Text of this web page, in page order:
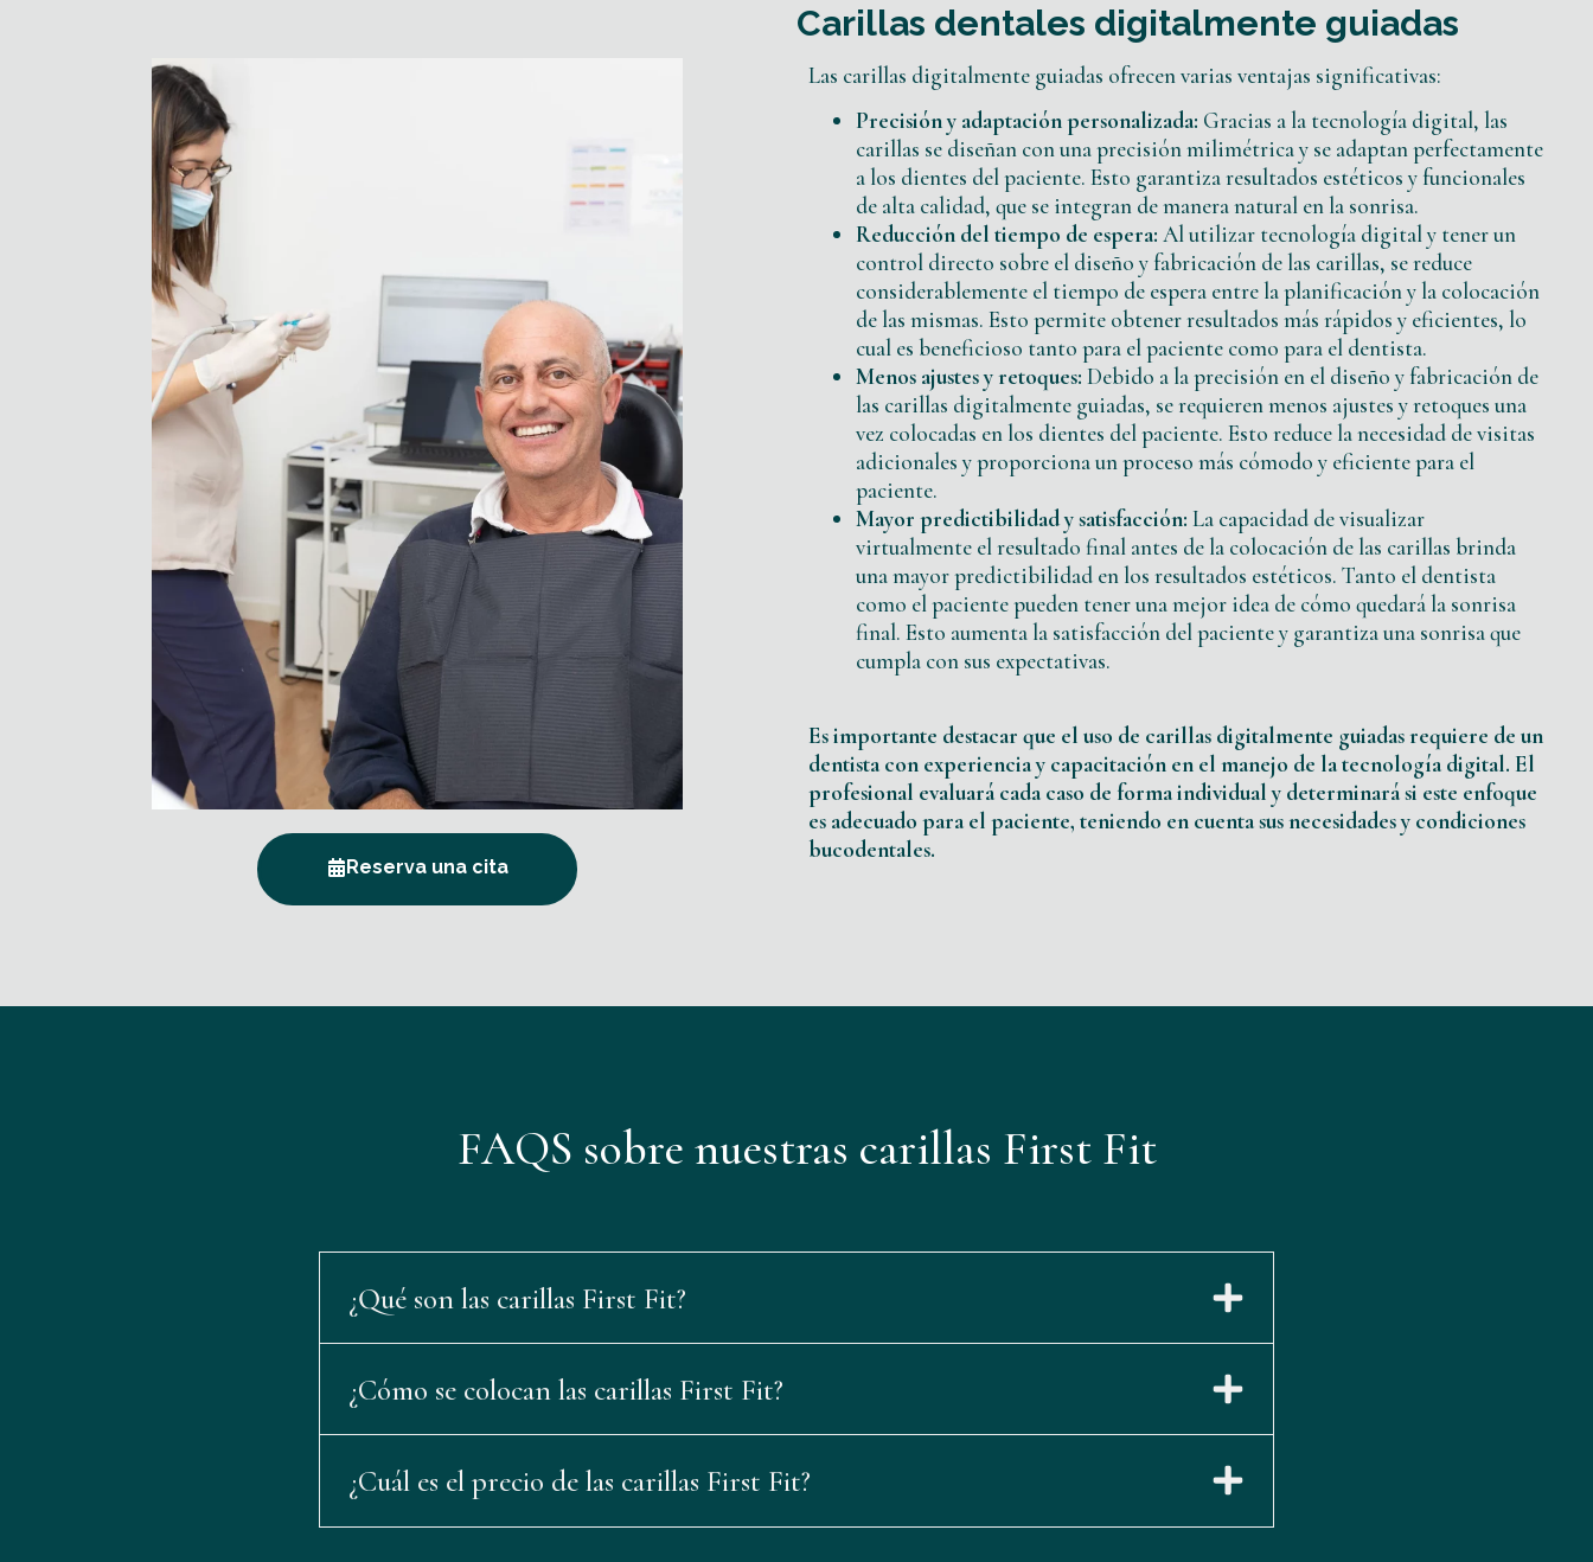
Reserva una cita
Carillas dentales digitalmente guiadas
Las carillas digitalmente guiadas ofrecen varias ventajas significativas:
Precisión y adaptación personalizada: Gracias a la tecnología digital, las
carillas se diseñan con una precisión milimétrica y se adaptan perfectamente
a los dientes del paciente. Esto garantiza resultados estéticos y funcionales
de alta calidad, que se integran de manera natural en la sonrisa.
Reducción del tiempo de espera: Al utilizar tecnología digital y tener un
control directo sobre el diseño y fabricación de las carillas, se reduce
considerablemente el tiempo de espera entre la planificación y la colocación
de las mismas. Esto permite obtener resultados más rápidos y eficientes, lo
cual es beneficioso tanto para el paciente como para el dentista.
Menos ajustes y retoques: Debido a la precisión en el diseño y fabricación de
las carillas digitalmente guiadas, se requieren menos ajustes y retoques una
vez colocadas en los dientes del paciente. Esto reduce la necesidad de visitas
adicionales y proporciona un proceso más cómodo y eficiente para el
paciente.
Mayor predictibilidad y satisfacción: La capacidad de visualizar
virtualmente el resultado final antes de la colocación de las carillas brinda
una mayor predictibilidad en los resultados estéticos. Tanto el dentista
como el paciente pueden tener una mejor idea de cómo quedará la sonrisa
final. Esto aumenta la satisfacción del paciente y garantiza una sonrisa que
cumpla con sus expectativas.
Es importante destacar que el uso de carillas digitalmente guiadas requiere de un
dentista con experiencia y capacitación en el manejo de la tecnología digital. El
profesional evaluará cada caso de forma individual y determinará si este enfoque
es adecuado para el paciente, teniendo en cuenta sus necesidades y condiciones
bucodentales.
FAQS sobre nuestras carillas First Fit
¿Qué son las carillas First Fit?
¿Cómo se colocan las carillas First Fit?
¿Cuál es el precio de las carillas First Fit?